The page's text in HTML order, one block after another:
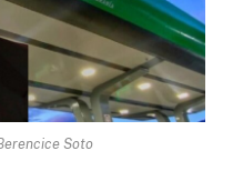
Soto